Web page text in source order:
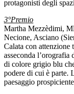
protagonisti degli
3°Premio
Martha Mezzèdimi,
Necione, Asciano
Calata con attenzione
asseconda l’orografia
di colore grigio blu
podere di cui è parte.
paesaggio